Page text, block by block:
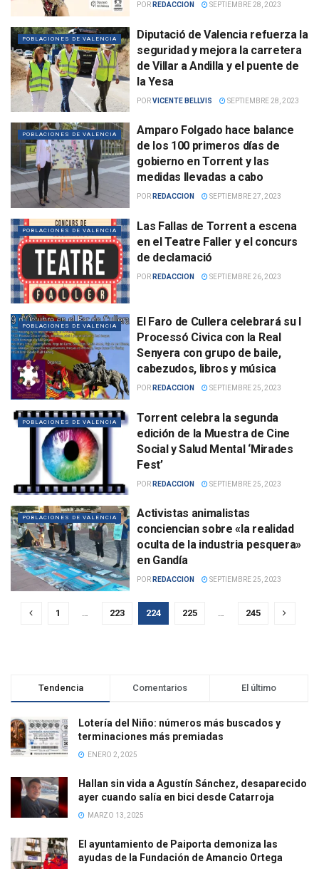
POR REDACCION SEPTIEMBRE 28, 2023
POBLACIONES DE VALENCIA
Diputació de Valencia refuerza la
seguridad y mejora la carretera
de Villar a Andilla y el puente de
la Yesa
PORVICENTE BELLVIS SEPTIEMBRE 28, 2023
POBLACIONES DE VALENCIA
Amparo Folgado hace balance
de los 100 primeros días de
gobierno en Torrent y las
medidas llevadas a cabo
POR REDACCION SEPTIEMBRE 27, 2023
POBLACIONES DE VALENCIA
Las Fallas de Torrent a escena
en el Teatre Faller y el concurs
de declamació
POR REDACCION SEPTIEMBRE 26, 2023
POBLACIONES DE VALENCIA
El Faro de Cullera celebrará su I
Processó Civica con la Real
Senyera con grupo de baile,
cabezudos, libros y música
POR REDACCION SEPTIEMBRE 25, 2023
POBLACIONES DE VALENCIA
Torrent celebra la segunda
edición de la Muestra de Cine
Social y Salud Mental ‘Mirades
Fest’
POR REDACCION SEPTIEMBRE 25, 2023
POBLACIONES DE VALENCIA
Activistas animalistas
conciencian sobre «la realidad
oculta de la industria pesquera»
en Gandía
POR REDACCION SEPTIEMBRE 25, 2023
1 223 224 225 245
Tendencia Comentarios El último
Lotería del Niño: números más buscados y
terminaciones más premiadas
ENERO 2, 2025
Hallan sin vida a Agustín Sánchez, desaparecido
ayer cuando salía en bici desde Catarroja
MARZO 13, 2025
El ayuntamiento de Paiporta demoniza las
ayudas de la Fundación de Amancio Ortega